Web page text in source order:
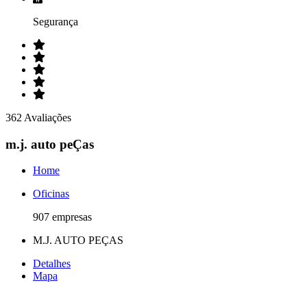
Segurança
362 Avaliações
m.j. auto peÇas
Home
Oficinas
907 empresas
M.J. AUTO PEÇAS
Detalhes
Mapa